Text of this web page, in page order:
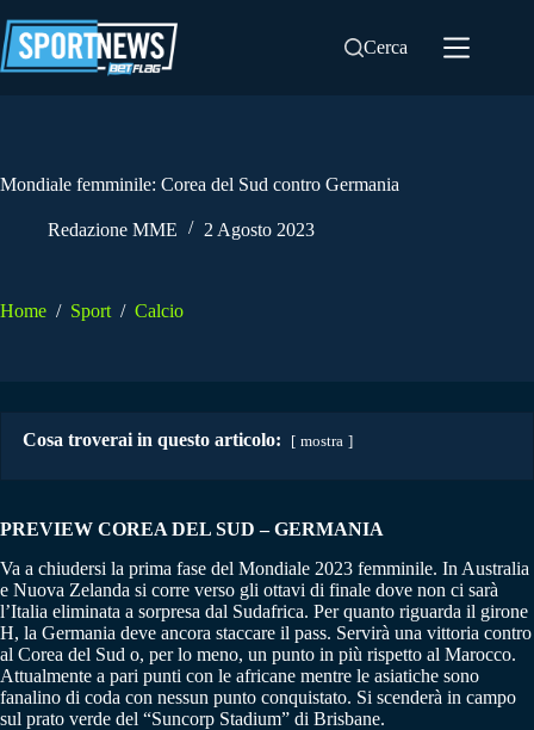
al
contenuto
Cerca
Mondiale femminile: Corea del Sud contro Germania
Redazione MME 2 Agosto 2023
Home / Sport / Calcio
Cosa troverai in questo articolo: mostra
PREVIEW COREA DEL SUD – GERMANIA
Va a chiudersi la prima fase del Mondiale 2023 femminile. In Australia
e Nuova Zelanda si corre verso gli ottavi di finale dove non ci sarà
l’Italia eliminata a sorpresa dal Sudafrica. Per quanto riguarda il girone
H, la Germania deve ancora staccare il pass. Servirà una vittoria contro
al Corea del Sud o, per lo meno, un punto in più rispetto al Marocco.
Attualmente a pari punti con le africane mentre le asiatiche sono
fanalino di coda con nessun punto conquistato. Si scenderà in campo
sul prato verde del “Suncorp Stadium” di Brisbane.